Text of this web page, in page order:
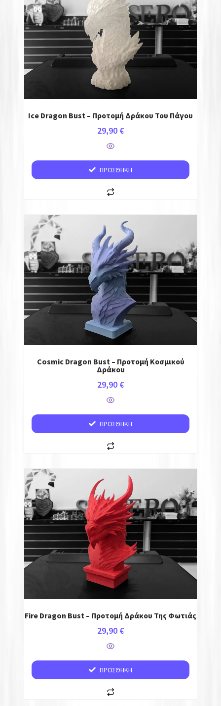
Ice Dragon Bust – Προτομή Δράκου Του Πάγου
29,90 €
ΠΡΟΣΘΉΚΗ
Cosmic Dragon Bust – Προτομή Κοσμικού
Δράκου
29,90 €
ΠΡΟΣΘΉΚΗ
Fire Dragon Bust – Προτομή Δράκου Της Φωτιάς
29,90 €
ΠΡΟΣΘΉΚΗ